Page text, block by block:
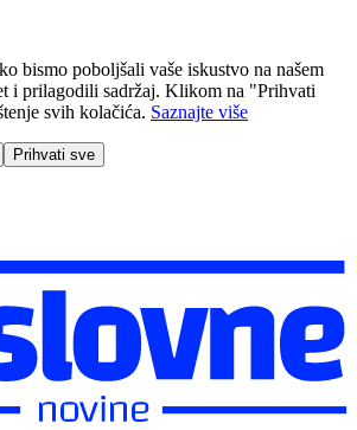
bismo poboljšali vaše iskustvo na našem
i prilagodili sadržaj. Klikom na "Prihvati
svih kolačića. Saznajte više
Prihvati sve